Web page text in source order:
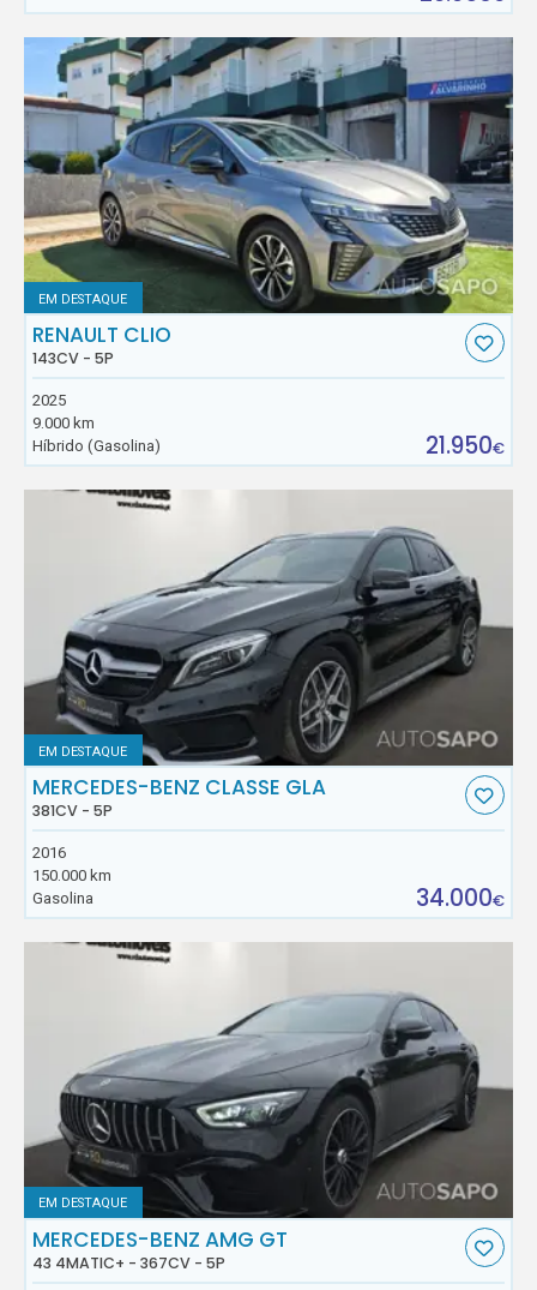
EM DESTAQUE
RENAULT CLIO
143CV - 5P
2025
9.000 km
Híbrido (Gasolina)
21.950€
EM DESTAQUE
MERCEDES-BENZ CLASSE GLA
381CV - 5P
2016
150.000 km
Gasolina
34.000€
EM DESTAQUE
MERCEDES-BENZ AMG GT
43 4MATIC+ - 367CV - 5P